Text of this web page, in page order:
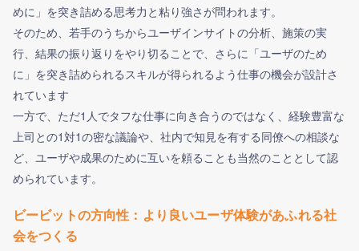
めに」を突き詰める思考力と粘り強さが問われます。
そのため、若手のうちからユーザインサイトの分析、施策の実
行、結果の振り返りをやり切ることで、さらに「ユーザのため
に」を突き詰められるスキルが得られるよう仕事の機会が設計さ
れています
一方で、ただ1人でタフな仕事に向き合うのではなく、経験豊富な
上司との1対1の密な議論や、社内で知見を有する同僚への相談な
ど、ユーザや成果のために互いを頼ることも当然のこととして認
められています。
ビービットの方向性：より良いユーザ体験があふれる社
会をつくる
OK